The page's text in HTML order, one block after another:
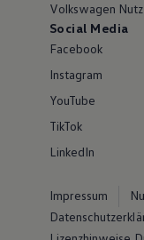
Volkswagen
Social Media
Facebook
Instagram
YouTube
TikTok
LinkedIn
Impressum